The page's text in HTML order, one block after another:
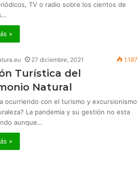
TV o radio sobre los cientos de
»
27 diciembre, 2021 1.187
Turística del
Natural
ocurriendo con el turismo y excursionismo
La pandemia y su gestión no esta
aunque…
»